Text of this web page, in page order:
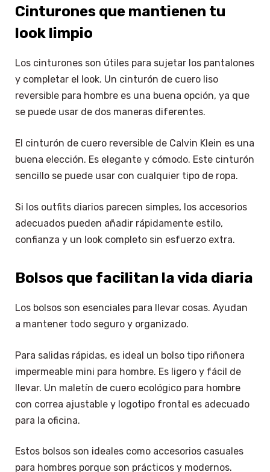
Cinturones que mantienen tu
look limpio
Los cinturones son útiles para sujetar los pantalones
y completar el look. Un cinturón de cuero liso
reversible para hombre es una buena opción, ya que
se puede usar de dos maneras diferentes.
El cinturón de cuero reversible de Calvin Klein es una
buena elección. Es elegante y cómodo. Este cinturón
sencillo se puede usar con cualquier tipo de ropa.
Si los outfits diarios parecen simples, los accesorios
adecuados pueden añadir rápidamente estilo,
confianza y un look completo sin esfuerzo extra.
Bolsos que facilitan la vida diaria
Los bolsos son esenciales para llevar cosas. Ayudan
a mantener todo seguro y organizado.
Para salidas rápidas, es ideal un bolso tipo riñonera
impermeable mini para hombre. Es ligero y fácil de
llevar. Un maletín de cuero ecológico para hombre
con correa ajustable y logotipo frontal es adecuado
para la oficina.
Estos bolsos son ideales como accesorios casuales
para hombres porque son prácticos y modernos.